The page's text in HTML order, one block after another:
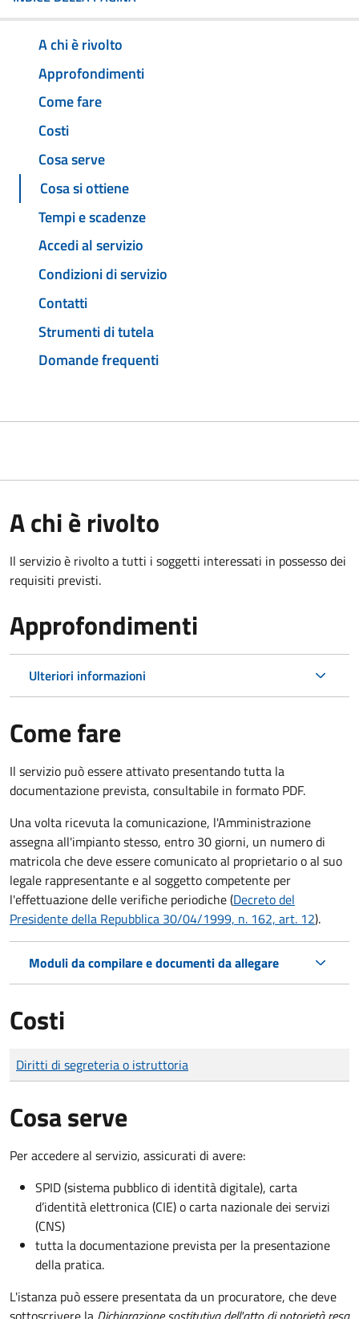
A chi è rivolto
Approfondimenti
Come fare
Costi
Cosa serve
Cosa si ottiene
Tempi e scadenze
Accedi al servizio
Condizioni di servizio
Contatti
Strumenti di tutela
Domande frequenti
A chi è rivolto
Il servizio è rivolto a tutti i soggetti interessati in possesso dei
requisiti previsti.
Approfondimenti
Ulteriori informazioni
Come fare
Il servizio può essere attivato presentando tutta la
documentazione prevista, consultabile in formato PDF.
Una volta ricevuta la comunicazione, l'Amministrazione
assegna all'impianto stesso, entro 30 giorni, un numero di
matricola che deve essere comunicato al proprietario o al suo
legale rappresentante e al soggetto competente per
l'effettuazione delle verifiche periodiche (Decreto del
Presidente della Repubblica 30/04/1999, n. 162, art. 12).
Moduli da compilare e documenti da allegare
Costi
Tipo di pagamento
Importo
Diritti di segreteria o istruttoria
Cosa serve
Per accedere al servizio, assicurati di avere:
SPID (sistema pubblico di identità digitale), carta
d’identità elettronica (CIE) o carta nazionale dei servizi
(CNS)
tutta la documentazione prevista per la presentazione
della pratica.
L'istanza può essere presentata da un procuratore, che deve